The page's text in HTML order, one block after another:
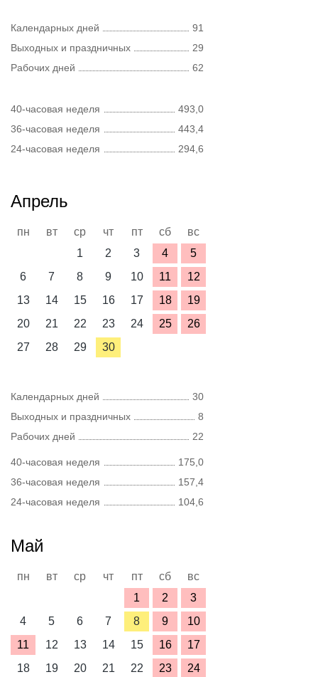
Календарных дней
91
Выходных и праздничных
29
Рабочих дней
62
40-часовая неделя
493,0
36-часовая неделя
443,4
24-часовая неделя
294,6
Апрель
пн вт ср чт пт сб
вс
1
2 3 4
5
6
7 8 9 10 11
12
13
14 15 16 17 18
19
20
21 22 23 24 25
26
27
28 29 30
Календарных дней
30
Выходных и праздничных
8
Рабочих дней
22
40-часовая неделя
175,0
36-часовая неделя
157,4
24-часовая неделя
104,6
Май
пн вт ср чт пт сб
вс
1
2
3
4
5 6 7 8 9
10
11
12 13 14 15 16
17
18
19 20 21 22 23
24